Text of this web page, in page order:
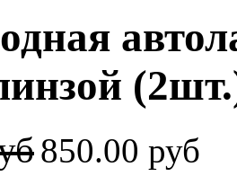
850.00 руб